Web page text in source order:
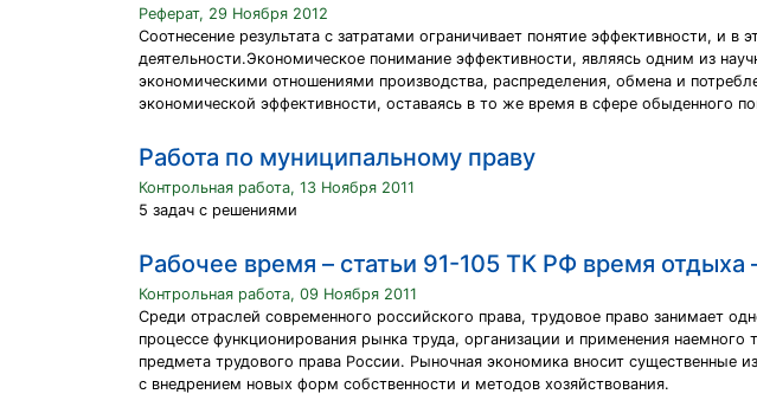
Реферат, 29 Ноября 2012
Соотнесение результата с затратами ограничивает понятие эффективности,
деятельности.Экономическое понимание эффективности, являясь одним из
экономическими отношениями производства, распределения, обмена и
экономической эффективности, оставаясь в то же время в сфере обыденного
Работа по муниципальному праву
Контрольная работа, 13 Ноября 2011
5 задач с решениями
Рабочее время – статьи 91-105 ТК РФ время отдыха
Контрольная работа, 09 Ноября 2011
Среди отраслей современного российского права, трудовое право занимает
процессе функционирования рынка труда, организации и применения
предмета трудового права России. Рыночная экономика вносит существенные
с внедрением новых форм собственности и методов хозяйствования.